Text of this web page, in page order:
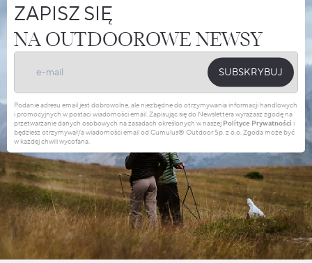
ZAPISZ SIĘ
NA OUTDOOROWE NEWSY
SUBSKRYBUJ
Podanie adresu email jest dobrowolne, ale niezbędne do otrzymywania informacji handlowych
i promocyjnych w postaci wiadomości email. Zapisując się do Newslettera wyrażasz zgodę na
przetwarzanie danych osobowych na zasadach określonych w naszej Polityce Prywatności i
będziesz otrzymywał/a wiadomości email od Cumulus® Outdoor Sp. z o.o. Zgoda może być
w każdej chwili wycofana.